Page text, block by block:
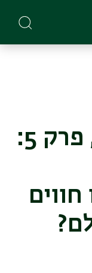
מבט אל האנושי, פרק 5:
חווים